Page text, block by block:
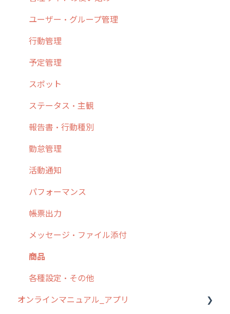
2. 主要機能の概要
3. cyzenの位置情報取得について
4. cyzen利用前の準備：システム管理者編
5. 基本的な使い方：システム管理者編
6. 基本的な使い方：ユーザー編
7. 初心者向けよくある質問集
8. 用語集
9. もっと便利に利用するための設定
10.ユーザー向けおすすめの使い方
【業界業種別】cyzen設定方法
ユーザー・グループ管理
行動管理
予定管理
スポット
ステータス・主観
報告書・行動種別
勤怠管理
活動通知
パフォーマンス
帳票出力
メッセージ・ファイル添付
商品
各種設定・その他
オンラインマニュアル_アプリ